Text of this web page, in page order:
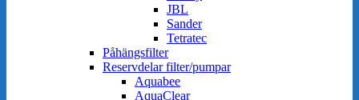
JBL
Sander
Tetratec
Påhängsfilter
Reservdelar filter/pumpar
Aquabee
AquaClear